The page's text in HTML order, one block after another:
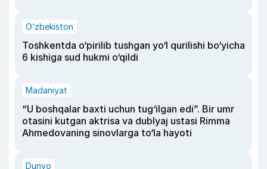
O‘zbekiston
Toshkentda o‘pirilib tushgan yo‘l qurilishi bo‘yicha
6 kishiga sud hukmi o‘qildi
Madaniyat
“U boshqalar baxti uchun tug‘ilgan edi”. Bir umr
otasini kutgan aktrisa va dublyaj ustasi Rimma
Ahmedovaning sinovlarga to‘la hayoti
Dunyo